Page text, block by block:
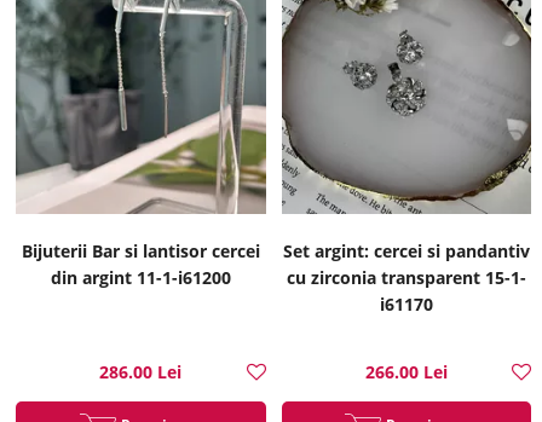
Bijuterii Bar si lantisor cercei
din argint 11-1-i61200
286.00 Lei
Set argint: cercei si pandantiv
cu zirconia transparent 15-1-
i61170
266.00 Lei